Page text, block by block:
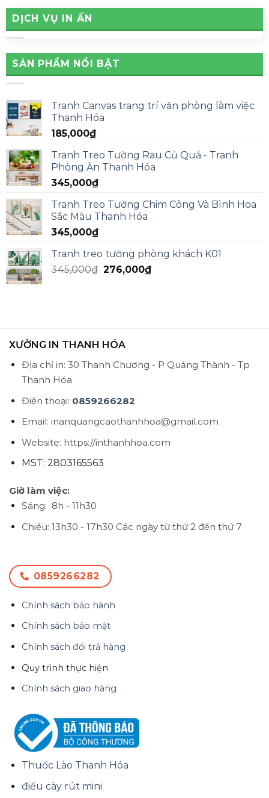
DỊCH VỤ IN ẤN
SẢN PHẨM NỔI BẬT
Tranh Canvas trang trí văn phòng làm việc
Thanh Hóa
185,000₫
Tranh Treo Tường Rau Củ Quả - Tranh
Phòng Ăn Thanh Hóa
345,000₫
Tranh Treo Tường Chim Công Và Bình Hoa
Sắc Màu Thanh Hóa
345,000₫
Tranh treo tường phòng khách K01
345,000₫ 276,000₫
XƯỞNG IN THANH HÓA
Địa chỉ in: 30 Thanh Chương - P Quảng Thành - Tp
Thanh Hóa
Điện thoại: 0859266282
Email: inanquangcaothanhhoa@gmail.com
Website: https://inthanhhoa.com
MST: 2803165563
Giờ làm việc:
Sáng: 8h - 11h30
Chiều: 13h30 - 17h30 Các ngày từ thứ 2 đến thứ 7
0859266282
Chính sách bảo hành
Chính sách bảo mật
Chính sách đổi trả hàng
Quy trình thực hiện
Chính sách giao hàng
Thuốc Lào Thanh Hóa
điếu cày rút mini